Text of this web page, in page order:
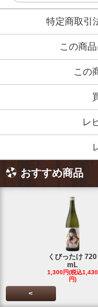
特定商取引
この商
この
レ
おすすめ商品
くびったけ 720
mL
1,300円(税込1,430
円)
<